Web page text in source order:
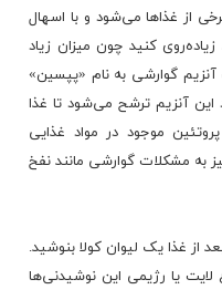
از غذاها می‌شود و با اسهال
زیاده‌روی کنید چون میزان زیاد
گوارشی به نام «پپسین»
آنزیم ترشح می‌شود تا غذا
موجود در مواد غذایی
به مشکلات گوارشی مانند نفخ
از غذا یک لیوان کولا بنوشید.
لایت یا رژیمی این نوشیدنی‌ها